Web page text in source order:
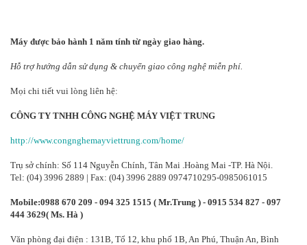
Máy được bảo hành 1 năm tính từ ngày giao hàng.
Hỗ trợ hướng dẫn sử dụng & chuyển giao công nghệ miễn phí.
Mọi chi tiết vui lòng liên hệ:
CÔNG TY TNHH CÔNG NGHỆ MÁY VIỆT TRUNG
http://www.congnghemayviettrung.com/home/
Trụ sở chính: Số 114 Nguyễn Chính, Tân Mai .Hoàng Mai -TP. Hà Nội.
Tel: (04) 3996 2889 | Fax: (04) 3996 2889 0974710295-0985061015
Mobile:0988 670 209 - 094 325 1515 ( Mr.Trung ) - 0915 534 827 - 097
444 3629( Ms. Hà )
Văn phòng đại điện : 131B, Tổ 12, khu phố 1B, An Phú, Thuận An, Bình